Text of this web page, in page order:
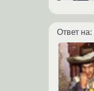
Ответ на: